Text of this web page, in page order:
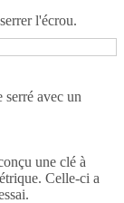
l'écrou.
avec un
une clé à
Celle-ci a